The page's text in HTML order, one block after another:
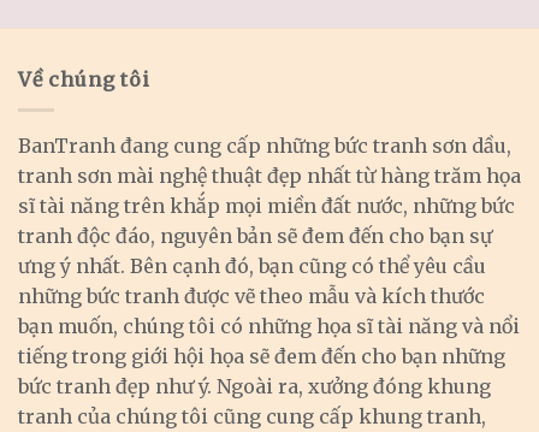
Về chúng tôi
BanTranh đang cung cấp những bức tranh sơn dầu,
tranh sơn mài nghệ thuật đẹp nhất từ hàng trăm họa
sĩ tài năng trên khắp mọi miền đất nước, những bức
tranh độc đáo, nguyên bản sẽ đem đến cho bạn sự
ưng ý nhất. Bên cạnh đó, bạn cũng có thể yêu cầu
những bức tranh được vẽ theo mẫu và kích thước
bạn muốn, chúng tôi có những họa sĩ tài năng và nổi
tiếng trong giới hội họa sẽ đem đến cho bạn những
bức tranh đẹp như ý. Ngoài ra, xưởng đóng khung
tranh của chúng tôi cũng cung cấp khung tranh,